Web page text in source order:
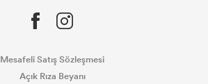
Mesafeli Satış Sözleşmesi
Açık Rıza Beyanı